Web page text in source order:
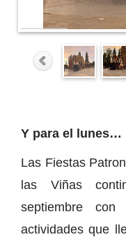
Y para el lunes…
Las Fiestas
las Viñas
septiembre
actividades que